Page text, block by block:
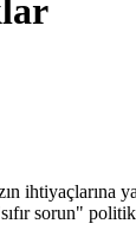
ihtiyaçlarına
sorun"